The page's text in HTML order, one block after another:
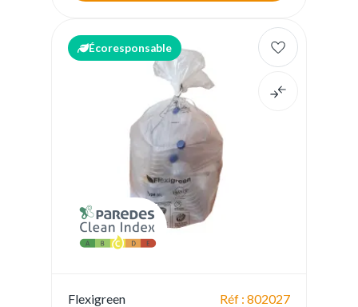
Écoresponsable
Flexigreen Réf : 802027